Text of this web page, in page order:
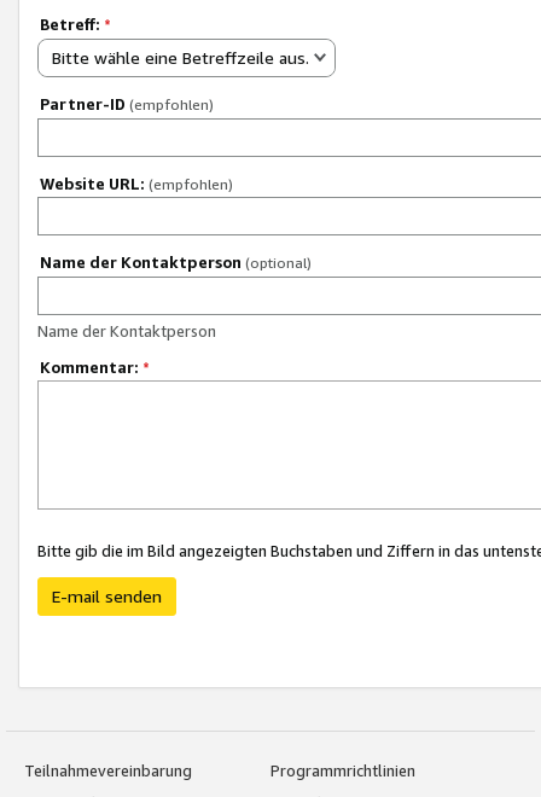
Betreff: *
Bitte wähle eine Betreffzeile aus.
Partner-ID (empfohlen)
Website URL: (empfohlen)
Name der Kontaktperson (optional)
Name der Kontaktperson
Kommentar: *
Bitte gib die im Bild angezeigten Buchstaben und Ziffern in das
E-mail senden
Teilnahmevereinbarung
Programmrichtlinien